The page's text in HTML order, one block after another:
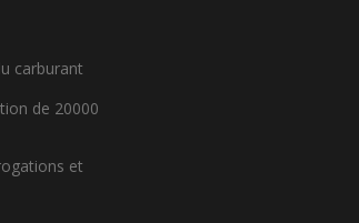
carburant
de 20000
et